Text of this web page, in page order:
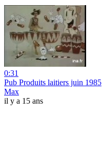
0:31
Pub Produits laitiers juin 1985
Max
il y a 15 ans